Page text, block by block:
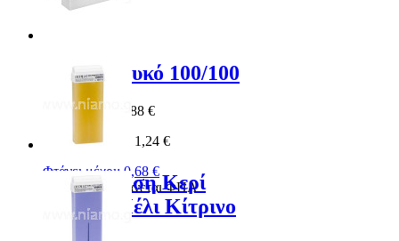
Buffer Λευκό 100/100
Special Price
0,88 €
Κανονική Τιμή:
1,24 €
Φτάνει μέχρι: 0,68 €
Συμπεριλαμβάνεται ΦΠΑ
Αποτρίχωση Κερί
Ρολέτα Μέλι Κίτρινο
100ml